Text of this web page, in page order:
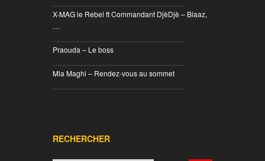
X-MAG le Rebel ft Commandant DjèDjè – Blaaz,
…
Praouda – Le boss
Mla Maghi – Rendez-vous au sommet
RECHERCHER